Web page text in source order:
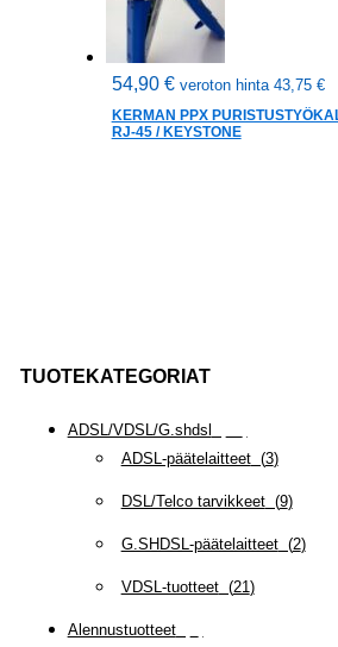
TUOTEKATEGORIAT
ADSL/VDSL/G.shdsl
ADSL-päätelaitteet(3)
DSL/Telco tarvikkeet(9)
G.SHDSL-päätelaitteet(2)
VDSL-tuotteet(21 )
Alennustuotteet(
54,90 € veroton hinta 43,75 €
KERMAN PPX
RJ-45 / KEYSTONE